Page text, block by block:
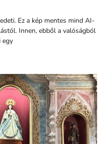
Ez a kép mentes mind AI-
Innen, ebből a valóságból
egy